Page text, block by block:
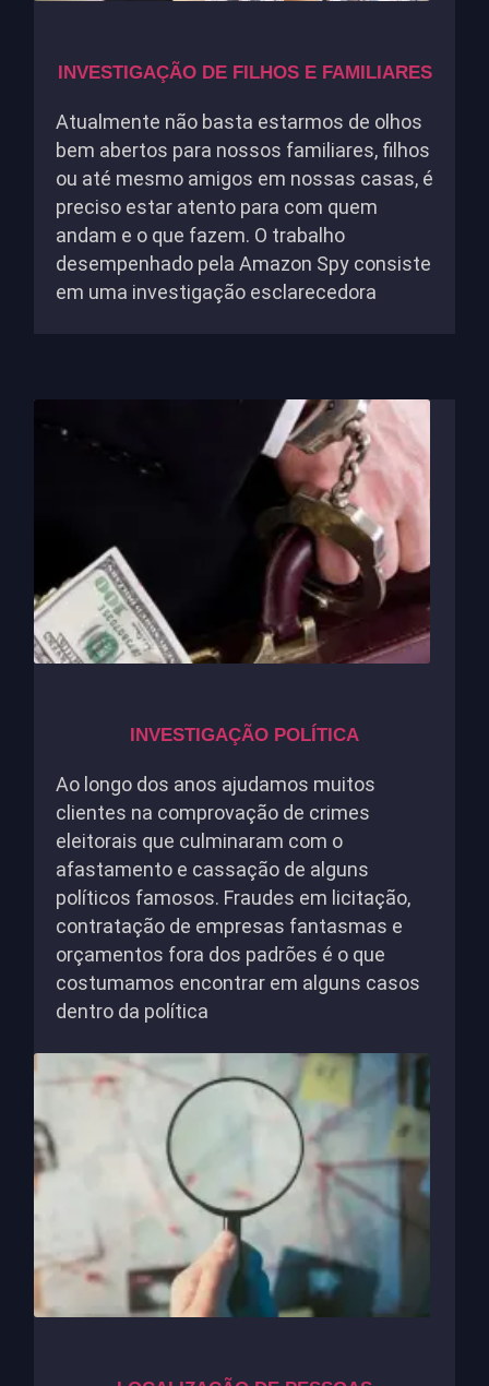
INVESTIGAÇÃO DE FILHOS E FAMILIARES
Atualmente não basta estarmos de olhos
bem abertos para nossos familiares, filhos
ou até mesmo amigos em nossas casas, é
preciso estar atento para com quem
andam e o que fazem. O trabalho
desempenhado pela Amazon Spy consiste
em uma investigação esclarecedora
INVESTIGAÇÃO POLÍTICA
Ao longo dos anos ajudamos muitos
clientes na comprovação de crimes
eleitorais que culminaram com o
afastamento e cassação de alguns
políticos famosos. Fraudes em licitação,
contratação de empresas fantasmas e
orçamentos fora dos padrões é o que
costumamos encontrar em alguns casos
dentro da política